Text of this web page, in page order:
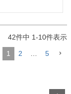
42件中 1-10件表示
1 2 5